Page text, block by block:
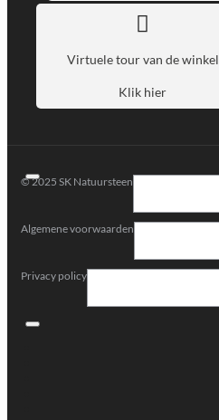
Virtuele tour van de winkel
Klik hier
© 2025 SK Natuursteen
Algemene voorwaarden
Privacy policy